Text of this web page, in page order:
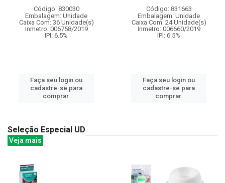
Código: 830030
Embalagem: Unidade
Caixa Com: 36 Unidade(s)
Inmetro: 006758/2019
IPI: 6.5%
Faça seu login ou
cadastre-se para
comprar.
Código: 831663
Embalagem: Unidade
Caixa Com: 24 Unidade(s)
Inmetro: 006660/2019
IPI: 6.5%
Faça seu login ou
cadastre-se para
comprar.
Seleção Especial UD
Veja mais